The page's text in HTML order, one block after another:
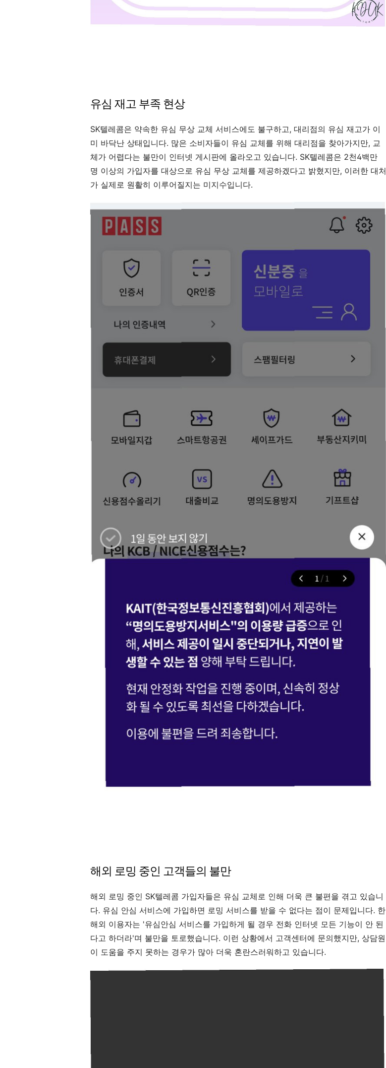
유심 재고 부족 현상
SK텔레콤은 약속한 유심 무상 교체 서비스에도 불구하고, 대리점의 유심 재고가 이
미 바닥난 상태입니다. 많은 소비자들이 유심 교체를 위해 대리점을 찾아가지만, 교
체가 어렵다는 불만이 인터넷 게시판에 올라오고 있습니다. SK텔레콤은 2천4백만
명 이상의 가입자를 대상으로 유심 무상 교체를 제공하겠다고 밝혔지만, 이러한 대처
가 실제로 원활히 이루어질지는 미지수입니다.
해외 로밍 중인 고객들의 불만
해외 로밍 중인 SK텔레콤 가입자들은 유심 교체로 인해 더욱 큰 불편을 겪고 있습니
다. 유심 안심 서비스에 가입하면 로밍 서비스를 받을 수 없다는 점이 문제입니다. 한
해외 이용자는 '유심안심 서비스를 가입하게 될 경우 전화 인터넷 모든 기능이 안 된
다고 하더라'며 불만을 토로했습니다. 이런 상황에서 고객센터에 문의했지만, 상담원
이 도움을 주지 못하는 경우가 많아 더욱 혼란스러워하고 있습니다.